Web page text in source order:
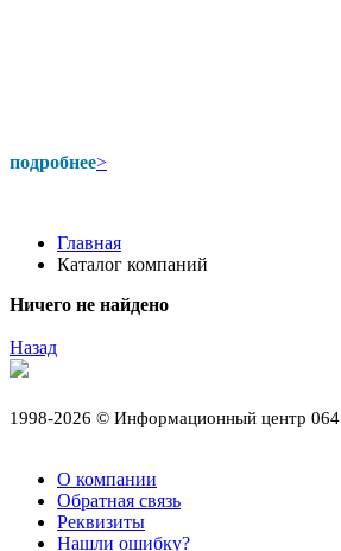
подробнее>
Главная
Каталог компаний
Ничего не найдено
Назад
1998-2026 © Информационный центр 064
О компании
Обратная связь
Реквизиты
Нашли ошибку?